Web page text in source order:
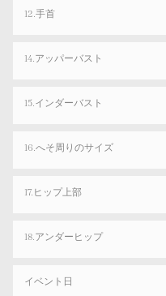
12.手首
14.アッパーバスト
15.インダーバスト
16.へそ周りのサイズ
17.ヒップ上部
18.アンダーヒップ
イベント日